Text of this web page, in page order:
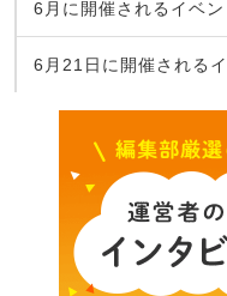
6月に開催されるイベ
6月21日に開催される